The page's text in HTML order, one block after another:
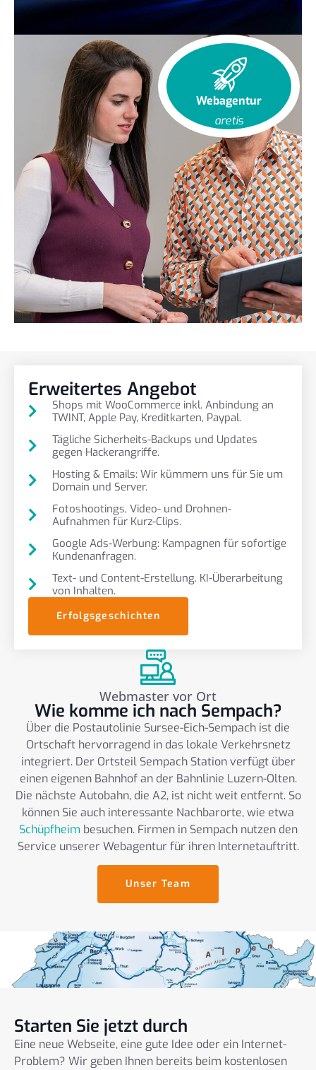
Webagentur
aretis
Erweitertes Angebot
Shops mit WooCommerce inkl. Anbindung an
TWINT, Apple Pay, Kreditkarten, Paypal.
Tägliche Sicherheits-Backups und Updates
gegen Hackerangriffe.
Hosting & Emails: Wir kümmern uns für Sie um
Domain und Server.
Fotoshootings, Video- und Drohnen-
Aufnahmen für Kurz-Clips.
Google Ads-Werbung: Kampagnen für sofortige
Kundenanfragen.
Text- und Content-Erstellung. KI-Überarbeitung
von Inhalten.
Erfolgsgeschichten
Webmaster vor Ort
Wie komme ich nach Sempach?
Über die Postautolinie Sursee-Eich-Sempach ist die
Ortschaft hervorragend in das lokale Verkehrsnetz
integriert. Der Ortsteil Sempach Station verfügt über
einen eigenen Bahnhof an der Bahnlinie Luzern-Olten.
Die nächste Autobahn, die A2, ist nicht weit entfernt. So
können Sie auch interessante Nachbarorte, wie etwa
Schüpfheim besuchen. Firmen in Sempach nutzen den
Service unserer Webagentur für ihren Internetauftritt.
Unser Team
Starten Sie jetzt durch
Eine neue Webseite, eine gute Idee oder ein Internet-
Problem? Wir geben Ihnen bereits beim kostenlosen